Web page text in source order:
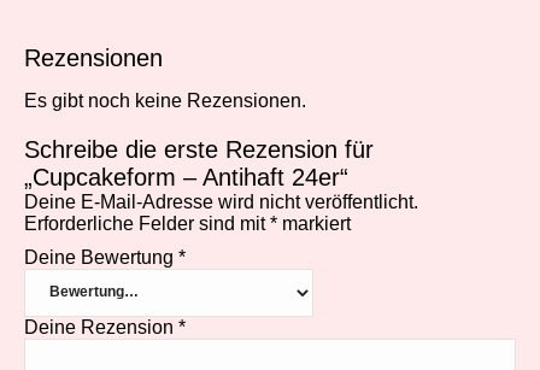
Rezensionen
Es gibt noch keine Rezensionen.
Schreibe die erste Rezension für
„Cupcakeform – Antihaft 24er“
Deine E-Mail-Adresse wird nicht veröffentlicht.
Erforderliche Felder sind mit* markiert
Deine Bewertung *
Deine Rezension *